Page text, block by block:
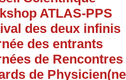
ATLAS-PPS
des deux infinis
des entrants
de
de